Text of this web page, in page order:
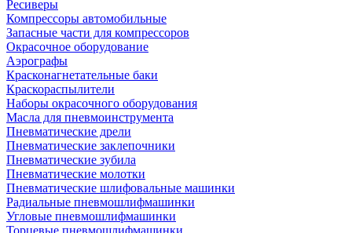
Ресиверы
Компрессоры автомобильные
Запасные части для компрессоров
Окрасочное оборудование
Аэрографы
Красконагнетательные баки
Краскораспылители
Наборы окрасочного оборудования
Масла для пневмоинструмента
Пневматические дрели
Пневматические заклепочники
Пневматические зубила
Пневматические молотки
Пневматические шлифовальные машинки
Радиальные пневмошлифмашинки
Угловые пневмошлифмашинки
Торцевые пневмошлифмашинки